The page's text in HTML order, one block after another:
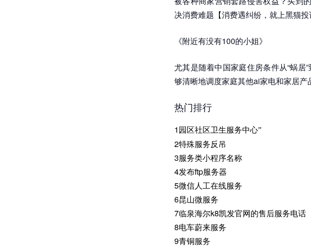
决消费难题【消费遇纠纷，就上黑猫投
《附近有没有100的小姐》
尤其是随着中国家庭住房条件从“蜗居
够清晰地调度家庭其他ai家电和家居
热门排行
1 园区社区卫生服务中心”
2特殊服务反吊
3服务类小程序名称
4发布ftp服务器
5微信人工在线服务
6昆山微服务
7临泉海尔k8凯发官网的售后服务电话
8电车蔚来服务
9青铜服务